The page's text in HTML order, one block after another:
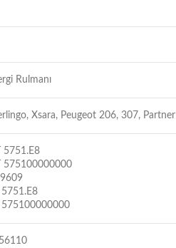
Rulmanı
Xsara, Peugeot 206, 307, Partner
5751.E8
575100000000
575100000000